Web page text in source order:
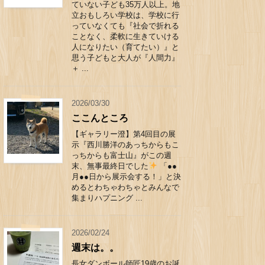
ていない子ども35万人以上。地
立おもしろい学校は、学校に行
っていなくても『社会で折れる
ことなく、柔軟に生きていける
人になりたい（育てたい）』と
思う子どもと大人が『人間力』
＋ ...
2026/03/30
ここんところ
【ギャラリー澄】第4回目の展
示『西川勝洋のあっちからもこ
っちからも富士山』がこの週
末、無事最終日でした
「●●
月●●日から展示会する！」と決
めるとわちゃわちゃとみんなで
集まりハプニング ...
2026/02/24
週末は。。